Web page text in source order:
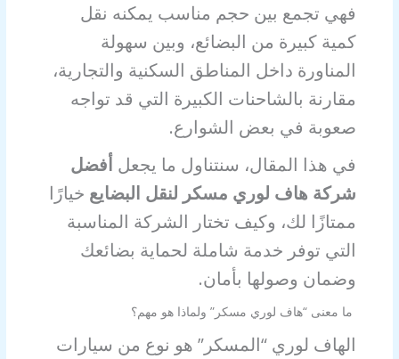
فهي تجمع بين حجم مناسب يمكنه نقل
كمية كبيرة من البضائع، وبين سهولة
المناورة داخل المناطق السكنية والتجارية،
مقارنة بالشاحنات الكبيرة التي قد تواجه
صعوبة في بعض الشوارع.
في هذا المقال، سنتناول ما يجعل أفضل
شركة هاف لوري مسكر لنقل البضايع خيارًا
ممتازًا لك، وكيف تختار الشركة المناسبة
التي توفر خدمة شاملة لحماية بضائعك
وضمان وصولها بأمان.
ما معنى “هاف لوري مسكر” ولماذا هو مهم؟
الهاف لوري “المسكر” هو نوع من سيارات